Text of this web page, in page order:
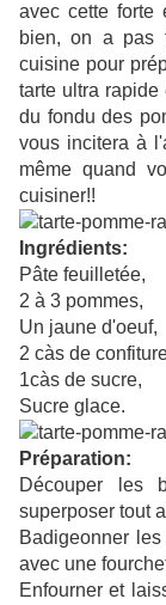
avec cette forte
bien, on a pas
cuisine pour
tarte ultra
du fondu des
vous incitera à
même quand
cuisiner!!
Ingrédients:
Pâte feuilletée,
2 à 3 pommes,
Un jaune d'oeuf,
2 càs de
1càs de sucre,
Sucre glace.
Préparation:
Découper les
superposer tout
Badigeonner
avec une
Enfourner et